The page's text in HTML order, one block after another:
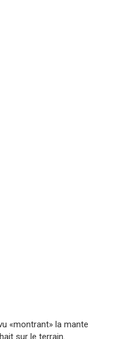
«montrant» la mante
sur le terrain.